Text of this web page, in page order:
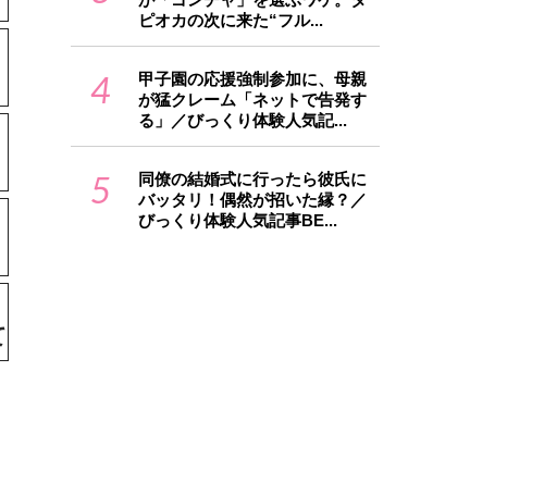
ピオカの次に来た“フル...
4
甲子園の応援強制参加に、母親
が猛クレーム「ネットで告発す
る」／びっくり体験人気記...
5
同僚の結婚式に行ったら彼氏に
バッタリ！偶然が招いた縁？／
びっくり体験人気記事BE...